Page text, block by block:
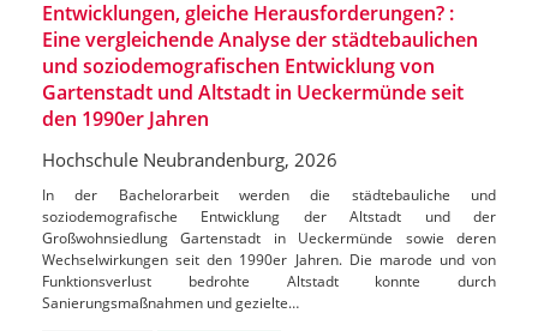
Entwicklungen, gleiche Herausforderungen? :
Eine vergleichende Analyse der städtebaulichen
und soziodemografischen Entwicklung von
Gartenstadt und Altstadt in Ueckermünde seit
den 1990er Jahren
Hochschule Neubrandenburg, 2026
In der Bachelorarbeit werden die städtebauliche und
soziodemografische Entwicklung der Altstadt und der
Großwohnsiedlung Gartenstadt in Ueckermünde sowie deren
Wechselwirkungen seit den 1990er Jahren. Die marode und von
Funktionsverlust bedrohte Altstadt konnte durch
Sanierungsmaßnahmen und gezielte…